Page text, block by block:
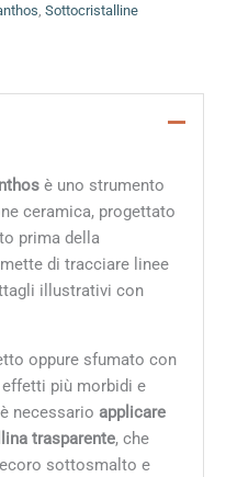
Sottocristalline
è uno strumento
ceramica, progettato
prima della
di tracciare linee
illustrativi con
oppure sfumato con
più morbidi e
necessario applicare
trasparente, che
sottosmalto e